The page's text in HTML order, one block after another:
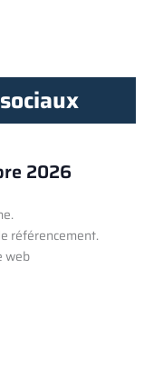
2026
référencement.
web